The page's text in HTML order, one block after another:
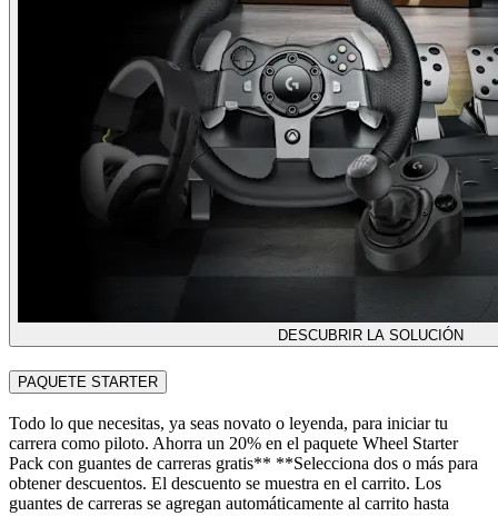
DESCUBRIR LA SOLUCIÓN
PAQUETE STARTER
Todo lo que necesitas, ya seas novato o leyenda, para iniciar tu
carrera como piloto. Ahorra un 20% en el paquete Wheel Starter
Pack con guantes de carreras gratis** **Selecciona dos o más para
obtener descuentos. El descuento se muestra en el carrito. Los
guantes de carreras se agregan automáticamente al carrito hasta